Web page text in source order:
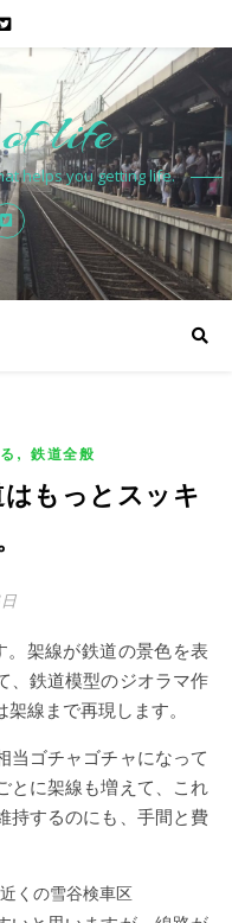
life
helps you getting life.
, 鉄道全般
もっとスッキ
、鉄道模型のジオラマ作
線まで再現します。
当ゴチャゴチャになって
とに架線も増えて、これ
持するのにも、手間と費
くの雪谷検車区